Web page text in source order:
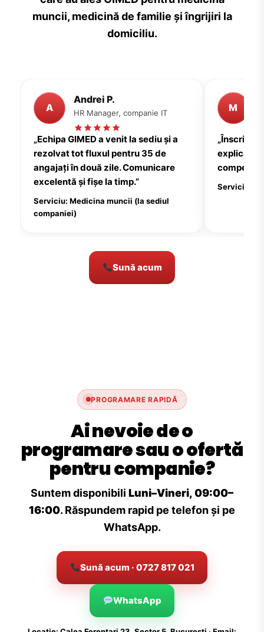
muncii, medicină de familie și îngrijiri la
domiciliu.
A
Andrei P.
HR Manager, companie IT
„Echipa GIMED a venit la sediu și a
rezolvat tot fluxul pentru 35 de
angajați în două zile. Comunicare
excelentă și fișe la timp.”
Serviciu: Medicina muncii (la sediul
companiei)
M
explicații
Serviciu:
Sună acum
PROGRAMARE RAPIDĂ
Ai nevoie de o
programare sau o ofertă
pentru companie?
Suntem disponibili Luni–Vineri, 09:00–
16:00. Răspundem rapid pe telefon și pe
WhatsApp.
Sună acum · 0727 817 021
WhatsApp